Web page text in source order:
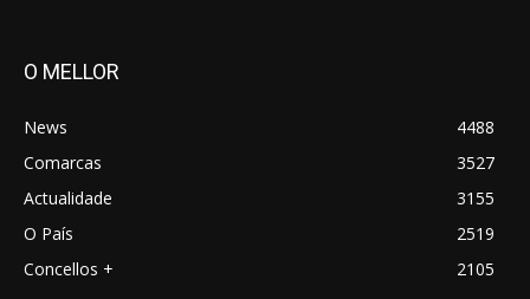
O MELLOR
News
4488
Comarcas
3527
Actualidade
3155
O País
2519
Concellos +
2105